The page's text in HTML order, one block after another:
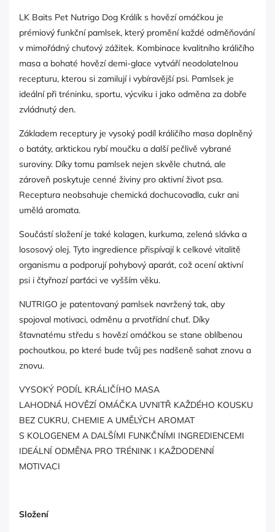
LK Baits Pet Nutrigo Dog Králík s hovězí omáčkou je
prémiový funkční pamlsek, který promění každé odměňování
v mimořádný chuťový zážitek. Kombinace kvalitního králičího
masa a bohaté hovězí demi-glace vytváří neodolatelnou
recepturu, kterou si zamilují i vybíravější psi. Pamlsek je
ideální při tréninku, sportu, výcviku i jako odměna za dobře
zvládnutý den.
Základem receptury je vysoký podíl králičího masa doplněný
o batáty, arktickou rybí moučku a další pečlivě vybrané
suroviny. Díky tomu pamlsek nejen skvěle chutná, ale
zároveň poskytuje cenné živiny pro aktivní život psa.
Receptura neobsahuje chemická dochucovadla, cukr ani
umělá aromata.
Součástí složení je také kolagen, kurkuma, zelená slávka a
lososový olej. Tyto ingredience přispívají k celkové vitalitě
organismu a podporují pohybový aparát, což ocení aktivní
psi i čtyřnozí parťáci ve vyšším věku.
NUTRIGO je patentovaný pamlsek navržený tak, aby
spojoval motivaci, odměnu a prvotřídní chuť. Díky
šťavnatému středu s hovězí omáčkou se stane oblíbenou
pochoutkou, po které bude tvůj pes nadšeně sahat znovu a
znovu.
VYSOKÝ PODÍL KRÁLIČÍHO MASA
LAHODNÁ HOVĚZÍ OMÁČKA UVNITŘ KAŽDÉHO KOUSKU
BEZ CUKRU, CHEMIE A UMĚLÝCH AROMAT
S KOLOGENEM A DALŠÍMI FUNKČNÍMI INGREDIENCEMI
IDEÁLNÍ ODMĚNA PRO TRÉNINK I KAŽDODENNÍ
MOTIVACI
Složení